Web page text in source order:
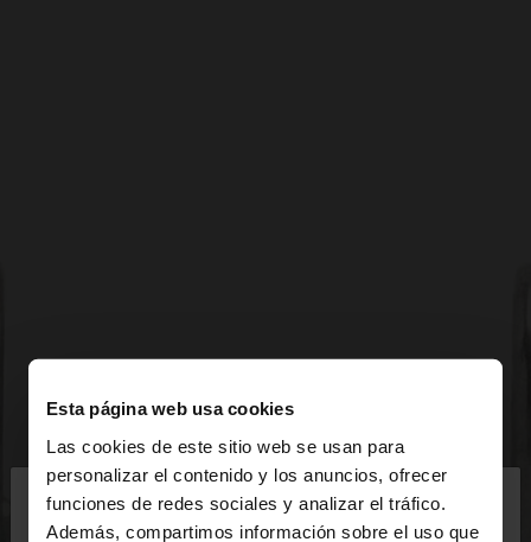
Esta página web usa cookies
Las cookies de este sitio web se usan para
personalizar el contenido y los anuncios, ofrecer
funciones de redes sociales y analizar el tráfico.
Además, compartimos información sobre el uso que
hola